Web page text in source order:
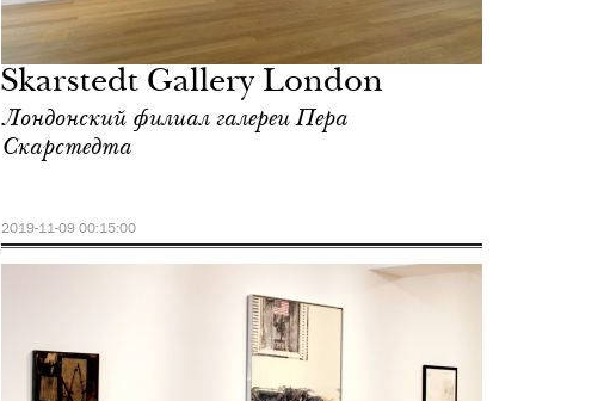
Skarstedt Gallery London
Лондонский филиал галереи Пера
Скарстедта
2019-11-09 00:15:00